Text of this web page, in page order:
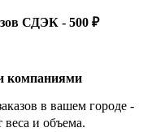
СДЭК - 500 ₽
компаниями
в вашем городе -
веса и объема.